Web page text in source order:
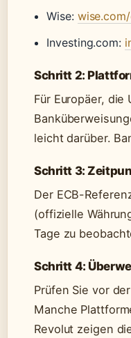
Wise:
Investing.com:
Schritt 2:
Für Europäer,
leicht darüber.
Schritt 3:
Der ECB-
(offizielle
Tage zu
Schritt 4:
Prüfen Sie vor
Manche
Revolut zeigen